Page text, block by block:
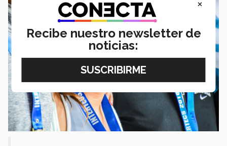
×
Recibe nuestro newsletter de
noticias: